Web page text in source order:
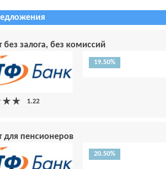
без залога, без комиссий
19.50%
для пенсионеров
20.50%